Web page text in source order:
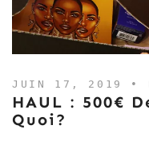
JUIN 17, 2019 •
HAUL : 500€
Quoi?